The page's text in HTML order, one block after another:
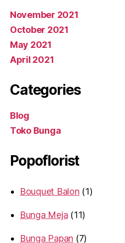
November 2021
October 2021
May 2021
April 2021
Categories
Blog
Toko Bunga
Popoflorist
Bouquet Balon 1
Bunga Meja 11
Bunga Papan 7